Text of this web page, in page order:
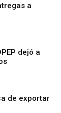
a
dejó a
de exportar